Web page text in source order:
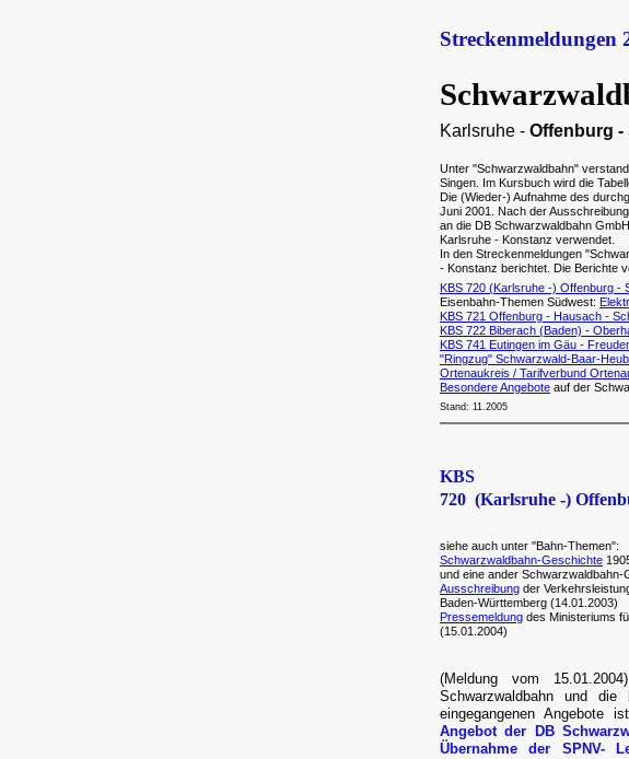
Streckenmeldungen
Karlsruhe - Offenburg -
Unter "Schwarzwaldbahn"
Singen. Im Kursbuch wird die
Die (Wieder-) Aufnahme des
Juni 2001. Nach der
an die DB Schwarzwaldbahn
Karlsruhe - Konstanz verwendet.
In den Streckenmeldungen
- Konstanz berichtet. Die Berichte
KBS 720 (Karlsruhe -) Offenburg -
Eisenbahn-Themen Südwest:
KBS 721 Offenburg - Hausach -
KBS 722 Biberach (Baden) -
KBS 741 Eutingen im Gäu -
"Ringzug" Schwarzwald-Baar-
Ortenaukreis / Tarifverbund
Besondere Angebote auf der
Stand: 11.2005
KBS
720 (Karlsruhe -)
siehe auch unter "Bahn-Themen":
Schwarzwaldbahn-Geschichte
und eine ander Schwarzwaldbahn-
Ausschreibung der
Baden-Württemberg (14.01.2003)
Pressemeldung des Ministeriums
(15.01.2004)
(Meldung vom
Schwarzwaldbahn und die
eingegangenen Angebote
Angebot der DB
Übernahme der SPNV-